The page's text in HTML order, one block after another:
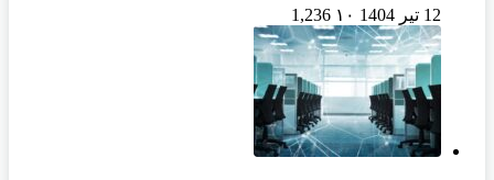
12 تیر 1404 ۱۰ 1,236